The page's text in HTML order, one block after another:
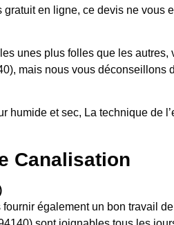
en ligne, ce devis ne vous
unes plus folles que les
mais nous vous déconseillons
humide et sec, La technique de
Canalisation
également un bon travail